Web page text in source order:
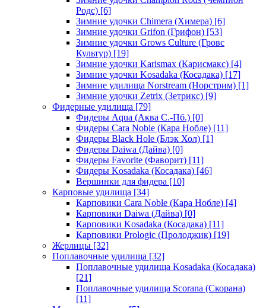
Родс) [6]
Зимние удочки Chimera (Химера) [6]
Зимние удочки Grifon (Грифон) [53]
Зимние удочки Grows Culture (Гровс
Культур) [19]
Зимние удочки Karismax (Карисмакс) [4]
Зимние удочки Kosadaka (Косадака) [17]
Зимние удилища Norstream (Норстрим) [1]
Зимние удочки Zetrix (Зетрикс) [9]
Фидерные удилища [79]
Фидеры Aqua (Аква С.-Пб.) [0]
Фидеры Cara Noble (Кара Нобле) [11]
Фидеры Black Hole (Блэк Хол) [1]
Фидеры Daiwa (Дайва) [0]
Фидеры Favorite (Фаворит) [11]
Фидеры Kosadaka (Косадака) [46]
Вершинки для фидера [10]
Карповые удилища [34]
Карповики Cara Noble (Кара Нобле) [4]
Карповики Daiwa (Дайва) [0]
Карповики Kosadaka (Косадака) [11]
Карповики Prologic (Пролоджик) [19]
Жерлицы [32]
Поплавочные удилища [32]
Поплавочные удилища Kosadaka (Косадака)
[21]
Поплавочные удилища Scorana (Скорана)
[11]